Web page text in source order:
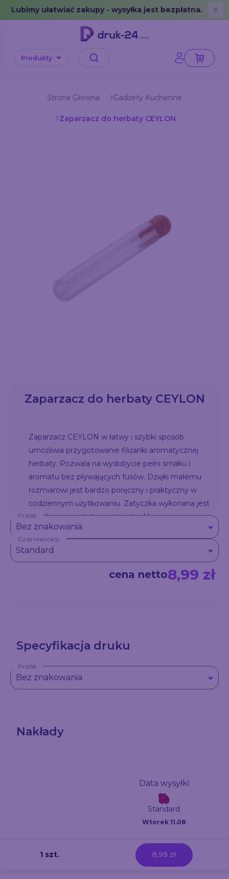
Error: No data in cache or invalid format
Lubimy ułatwiać zakupy - wysyłka jest bezpłatna. ✕
Produkty
Strona Główna Gadżety Kuchenne
Zaparzacz do herbaty CEYLON
Zaparzacz do herbaty CEYLON
Zaparzacz CEYLON w łatwy i szybki sposób
umożliwia przygotowanie filiżanki aromatycznej
herbaty. Pozwala na wydobycie pełni smaku i
aromatu bez pływających fusów. Dzięki małemu
rozmiarowi jest bardzo poręczny i praktyczny w
codziennym użytkowaniu. Zatyczka wykonana jest
z korka a pozostała część jest szklana.
Przód
Bez znakowania
Czas realizacji
Standard
cena netto8,99 zł
Specyfikacja druku
Przód
Bez znakowania
Nakłady
Data wysyłki
Standard
Wtorek 11.08
1 szt. 8,99 zł